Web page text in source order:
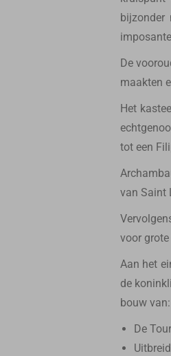
bijzonder
De
maakten
Het
tot een
van Saint
voor grote
Aan het
de
bouw van:
De